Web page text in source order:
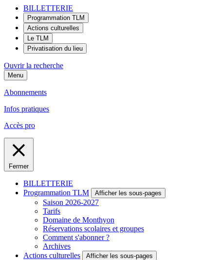
BILLETTERIE
Programmation TLM
Actions culturelles
Le TLM
Privatisation du lieu
Ouvrir la recherche
Menu
Abonnements
Infos pratiques
Accès pro
Fermer
BILLETTERIE
Programmation TLM
Afficher les sous-pages
Saison 2026-2027
Tarifs
Domaine de Monthyon
Réservations scolaires et groupes
Comment s'abonner ?
Archives
Actions culturelles
Afficher les sous-pages